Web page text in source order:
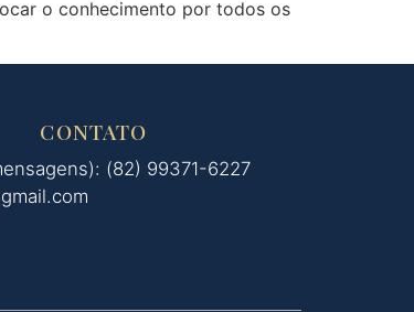
o conhecimento por todos os
CONTATO
(82) 99371-6227